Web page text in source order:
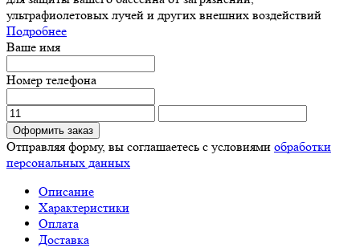
ультрафиолетовых лучей и других внешних воздействий
Подробнее
Ваше имя
Номер телефона
Оформить заказ
Отправляя форму, вы соглашаетесь с условиями обработки
персональных данных
Описание
Характеристики
Оплата
Доставка